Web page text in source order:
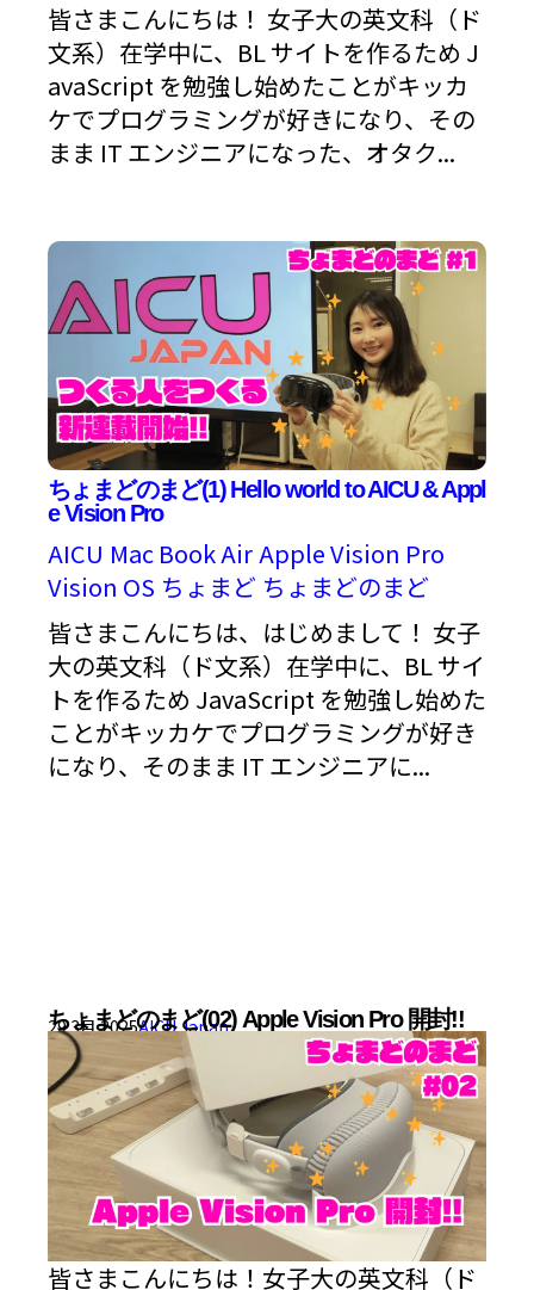
皆さまこんにちは！ 女子大の英文科（ド
文系）在学中に、BL サイトを作るため J
avaScript を勉強し始めたことがキッカ
ケでプログラミングが好きになり、その
まま IT エンジニアになった、オタク...
ちょまどのまど(1) Hello world to AICU & Appl
e Vision Pro
AICU Mac Book AirApple Vision Pro
Vision OS ちょまど ちょまどのまど
皆さまこんにちは、はじめまして！ 女子
大の英文科（ド文系）在学中に、BL サイ
トを作るため JavaScript を勉強し始めた
ことがキッカケでプログラミングが好き
になり、そのまま IT エンジニアに...
ちょまどのまど(02) Apple Vision Pro 開封!!
29 3月 2025AICU Japan
皆さまこんにちは！女子大の英文科（ド